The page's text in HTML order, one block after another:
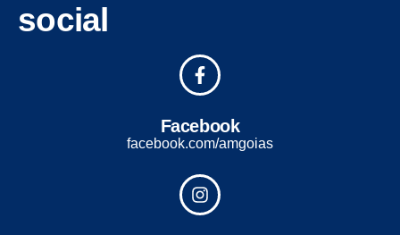
social
Facebook
facebook.com/amgoias